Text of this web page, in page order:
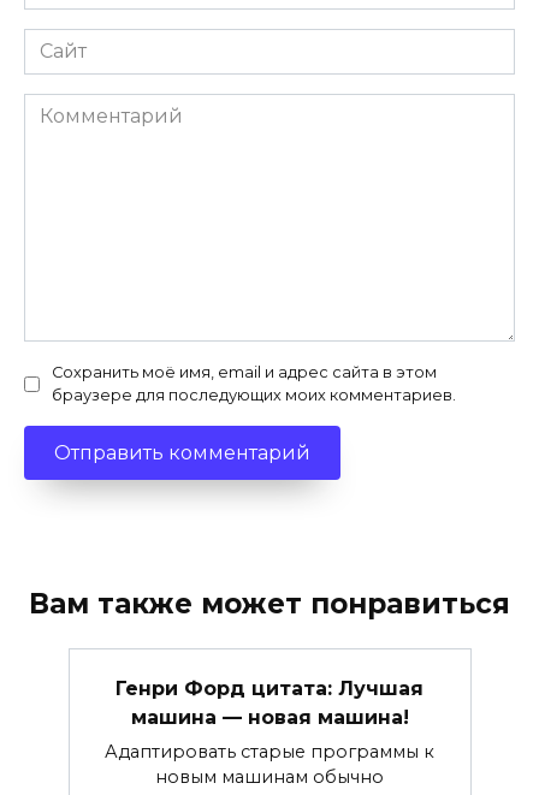
Сайт
Комментарий
Сохранить моё имя, email и адрес сайта в этом
браузере для последующих моих комментариев.
Вам также может понравиться
Генри Форд цитата: Лучшая
машина — новая машина!
Адаптировать старые программы к
новым машинам обычно